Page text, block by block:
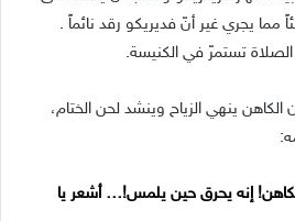
مما يجري غير أنّ فديريكو رقد نائماً .
الصلاة تستمرّ في الكنيسة.
ينهي الزياح وينشد لحن الختام،
إنه يحرق حين يلمس!… أشعر يا